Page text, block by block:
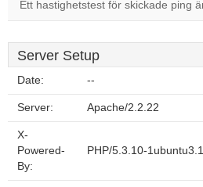
Ett hastighetstest för skickade ping
Server Setup
Date: --
Server: Apache/2.2.22
X-
Powered-
By:
PHP/5.3.10-